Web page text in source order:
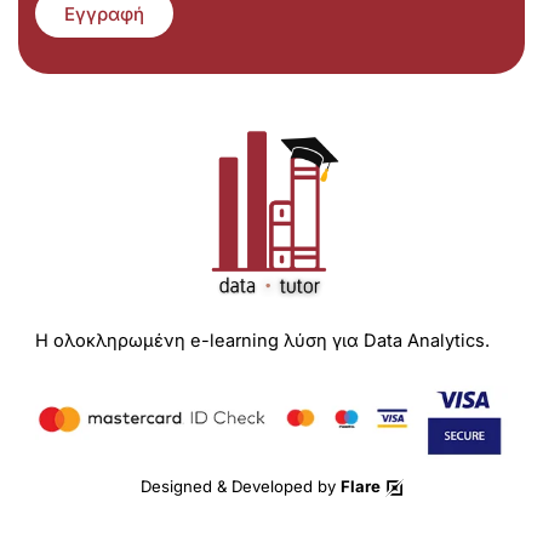
Εγγραφή
Η ολοκληρωμένη e-learning λύση για Data Analytics.
Designed & Developed by Flare